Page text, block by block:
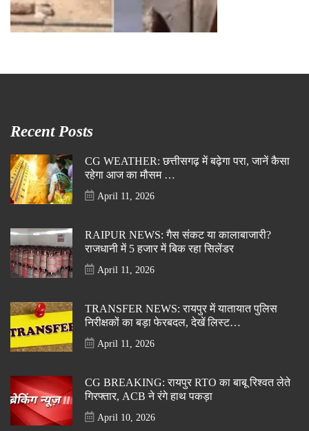
Recent Posts
CG WEATHER: छत्तीसगढ़ में बढ़ेगा परा, जानें कैसा
रहेगा आज का मौसम …
April 11, 2026
RAIPUR NEWS: गैस संकट या कालाबाजारी?
राजधानी में 5 हजार में बिक रहा सिलेंडर
April 11, 2026
TRANSFER NEWS: रायपुर में यातायात पुलिस
निरीक्षकों का बड़ा फेरबदल, देखें लिस्ट…
April 11, 2026
CG BREAKING: रायपुर RTO का बाबू रिश्वत लेते
गिरफ्तार, ACB ने रंगे हाथ पकड़ा
April 10, 2026